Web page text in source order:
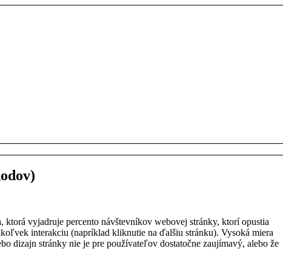
ktorá vyjadruje percento návštevníkov webovej stránky, ktorí opustia
interakciu (napríklad kliknutie na ďalšiu stránku). Vysoká miera
dizajn stránky nie je pre používateľov dostatočne zaujímavý, alebo že